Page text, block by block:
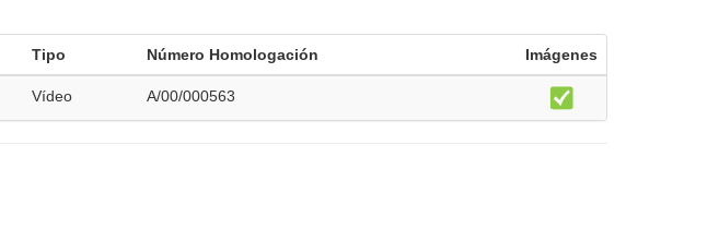
Tipo Número Homologación Imágenes
Vídeo A/00/000563